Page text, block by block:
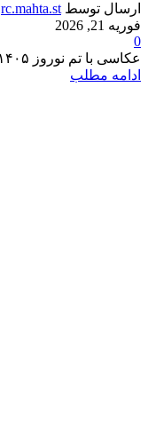
ارسال توسط rc.mahta.st
فوریه 21, 2026
0
عکاسی با تم نوروز ۱۴۰۵ در آتلیه کودک مهتا کرج آپدیت ویژه اسفند ماه 1404 اضافه شد بوی عیدی، بوی توپ...
ادامه مطلب